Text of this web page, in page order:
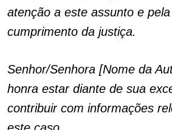
atenção a este assunto e
cumprimento da justiça.
Senhor/Senhora [Nome da
honra estar diante de sua
contribuir com informações